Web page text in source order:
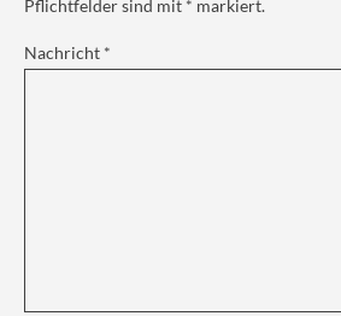
Pflichtfelder sind mit * markiert.
Nachricht *